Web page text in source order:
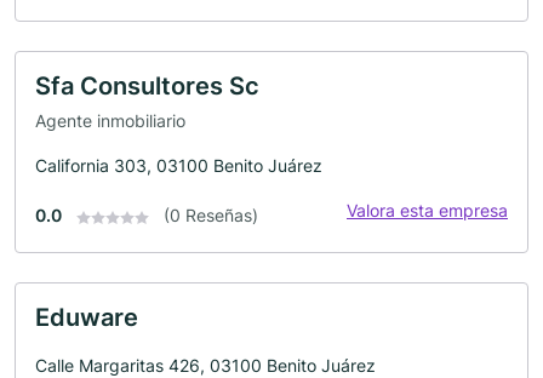
Sfa Consultores Sc
Agente inmobiliario
California 303, 03100 Benito Juárez
0.0 (0 Reseñas) Valora esta empresa
Eduware
Calle Margaritas 426, 03100 Benito Juárez